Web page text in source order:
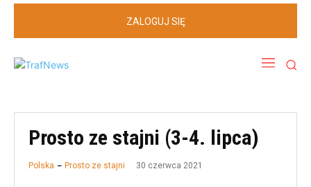
ZALOGUJ SIĘ
Prosto ze stajni (3-4. lipca)
Polska Prosto ze stajni 30 czerwca 2021